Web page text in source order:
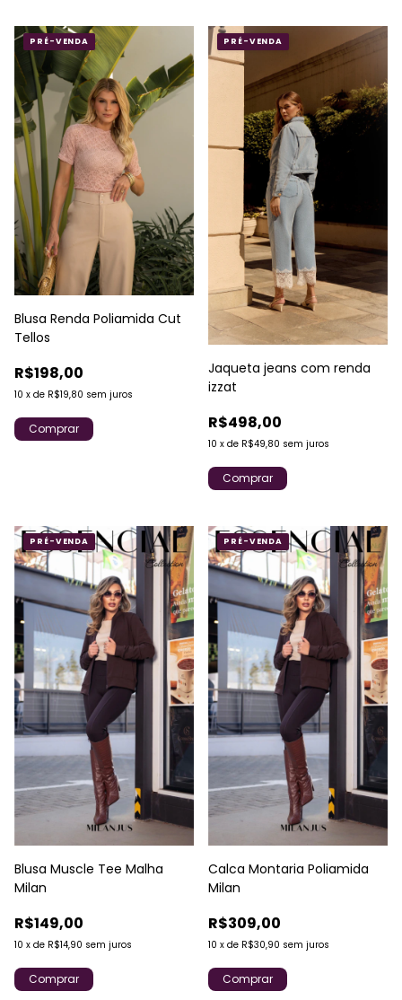
Blusa Renda Poliamida Cut
Tellos
R$198,00
10 x de R$19,80 sem juros
Comprar
PRÉ-VENDA
Jaqueta jeans com renda
izzat
R$498,00
10 x de R$49,80 sem juros
Comprar
PRÉ-VENDA
Blusa Muscle Tee Malha
Milan
R$149,00
10 x de R$14,90 sem juros
Comprar
PRÉ-VENDA
Calca Montaria Poliamida
Milan
R$309,00
10 x de R$30,90 sem juros
Comprar
PRÉ-VENDA